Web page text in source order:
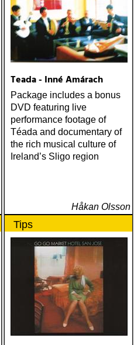
Teada - Inné Amárach
Package includes a bonus
DVD featuring live
performance footage of
Téada and documentary of
the rich musical culture of
Ireland’s Sligo region
Håkan Olsson
Tips